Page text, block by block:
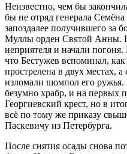
Неизвестно, чем бы
бы не отряд генерала
запоздалее получившего за
Муллы орден Святой Анны.
неприятеля и начали
что Бестужев вспоминал,
прострелена в двух местах,
изломали шомпол его
безумно храбр, и на первых
Георгиевский крест, но в
всё по тому же приказу
Паскевичу из Петербурга.
После снятия осады снова